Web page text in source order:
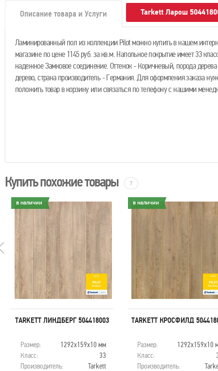
Описание товара и Услуги Tarkett Ларош
Ламинированный пол из коллекции Pilot можно купить в нашем
магазине по цене 1145 руб. за кв.м. Напольное покрытие имеет 33
надежное Замковое соединение. Оттенок - Коричневый, порода
дерево, страна производитель - Германия. Для оформления заказа
положить товар в корзину или связаться по телефону с нашими
Купить похожие товары 7
в наличии
TARKETT ЛИНДБЕРГ 504418003
Размер:
1292х159х10 мм
Класс:
33
Производитель:
Tarkett
в наличии
TARKETT КРОСФИЛД
Размер:
1292х159х10
Класс:
Производитель: